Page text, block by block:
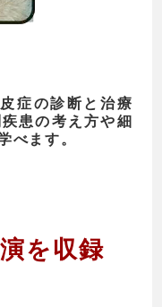
症の診断と治療
患の考え方や細
べます。
を収録